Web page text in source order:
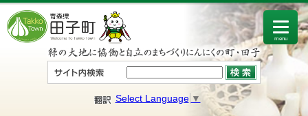
Select Language ▼
menu